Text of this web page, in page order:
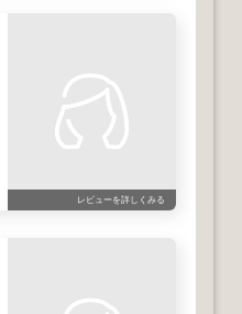
レビューを詳しくみる